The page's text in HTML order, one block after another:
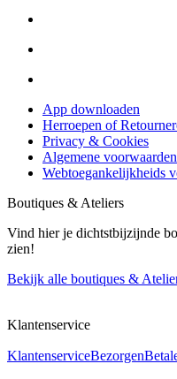
App downloaden
Herroepen of
Privacy & Cookies
Algemene voorwaarden
Webtoegankelijkheids
Boutiques & Ateliers
Vind hier je dichtstbijzijnde
zien!
Bekijk alle boutiques &
Klantenservice
KlantenserviceBezorgen